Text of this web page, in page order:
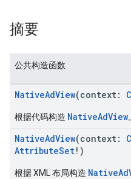
摘要
公共构造函数
NativeAdView(context:
根据代码构造 NativeAdView。
NativeAdView(context:
AttributeSet!)
根据 XML 布局构造